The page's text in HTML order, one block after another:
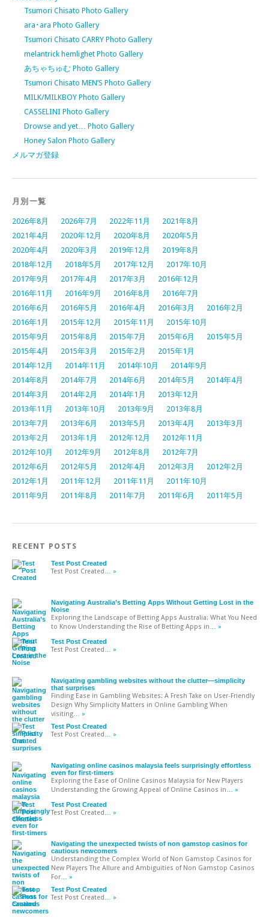
Tsumori Chisato Photo Gallery
ara･ara Photo Gallery
Tsumori Chisato CARRY Photo Gallery
melantrick hemlighet Photo Gallery
あちゃちゅむ Photo Gallery
Tsumori Chisato MEN’S Photo Gallery
MILK/MILKBOY Photo Gallery
CASSELINI Photo Gallery
Drowse and yet… Photo Gallery
Honey Salon Photo Gallery
メルマガ登録
月別一覧
2026年8月 2026年7月 2022年11月
2021年8月
2021年4月
2020年12月 2020年8月
2020年5月
2020年4月
2020年3月 2019年12月
2019年8月
2018年12月
2018年5月 2017年12月
2017年10月
2017年9月
2017年4月 2017年3月
2016年12月
2016年11月
2016年9月 2016年8月
2016年7月
2016年6月
2016年5月 2016年4月 2016年3月
2016年2月
2016年1月
2015年12月 2015年11月
2015年10月
2015年9月
2015年8月 2015年7月 2015年6月
2015年5月
2015年4月
2015年3月 2015年2月
2015年1月
2014年12月
2014年11月 2014年10月
2014年9月
2014年8月
2014年7月 2014年6月 2014年5月
2014年4月
2014年3月
2014年2月 2014年1月
2013年12月
2013年11月
2013年10月 2013年9月
2013年8月
2013年7月
2013年6月 2013年5月 2013年4月
2013年3月
2013年2月
2013年1月 2012年12月
2012年11月
2012年10月
2012年9月 2012年8月
2012年7月
2012年6月
2012年5月 2012年4月 2012年3月
2012年2月
2012年1月
2011年12月 2011年11月
2011年10月
2011年9月
2011年8月 2011年7月 2011年6月 2011年5月
RECENT POSTS
Test Post Created
Test Post Created … »
Navigating Australia’s Betting Apps Without Getting Lost in the
Noise
Exploring the Landscape of Betting Apps Australia: What You Need
to Know Understanding the Rise of Betting Apps in … »
Test Post Created
Test Post Created … »
Navigating gambling websites without the clutter—simplicity
that surprises
Finding Ease in Gambling Websites: A Fresh Take on User-Friendly
Design Why Simplicity Matters in Online Gambling When
visiting … »
Test Post Created
Test Post Created … »
Navigating online casinos malaysia feels surprisingly effortless
even for first-timers
Exploring the Ease of Online Casinos Malaysia for New Players
Understanding the Growing Appeal of Online Casinos in … »
Test Post Created
Test Post Created … »
Navigating the unexpected twists of non gamstop casinos for
cautious newcomers
Understanding the Complex World of Non Gamstop Casinos for
New Players The Allure and Ambiguities of Non Gamstop Casinos
For … »
Test Post Created
Test Post Created … »